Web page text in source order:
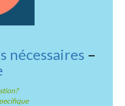
nécessaires –